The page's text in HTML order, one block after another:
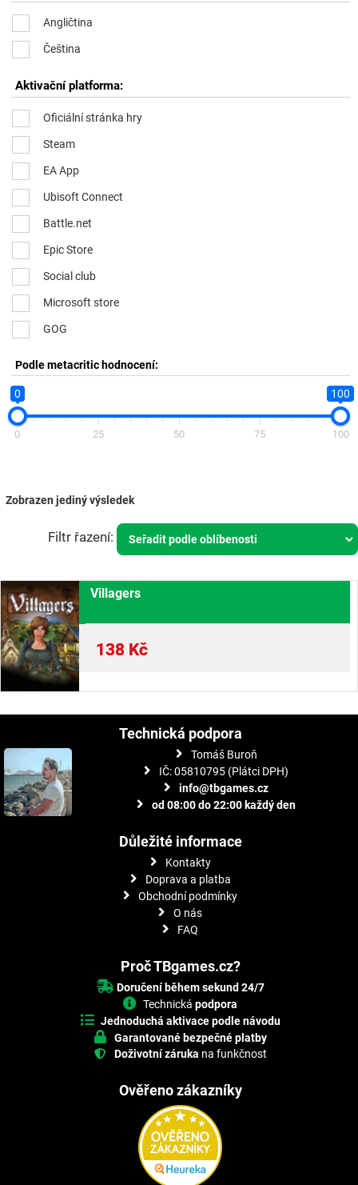
Angličtina
Čeština
Aktivační platforma:
Oficiální stránka hry
Steam
EA App
Ubisoft Connect
Battle.net
Epic Store
Social club
Microsoft store
GOG
Podle metacritic hodnocení:
0 100
0 25 50 75 100
Zobrazen jediný výsledek
Villagers
138 Kč
Technická podpora
Tomáš Buroň
IČ: 05810795 (Plátci DPH)
info@tbgames.cz
od 08:00 do 22:00 každý den
Důležité informace
Kontakty
Doprava a platba
Obchodní podmínky
O nás
FAQ
Proč TBgames.cz?
Doručení během sekund 24/7
Technickápodpora
Jednoduchá aktivace podle návodu
Garantované bezpečné platby
Doživotní záruka na funkčnost
Ověřeno zákazníky